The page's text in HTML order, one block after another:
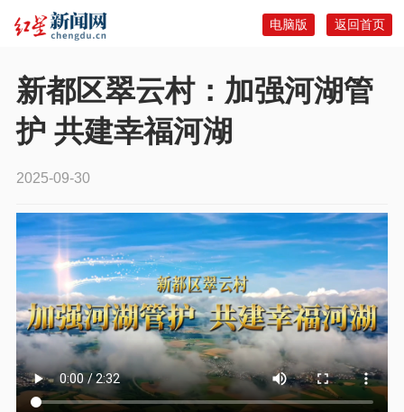
返回首页
电脑版
新都区翠云村：加强河湖管
护 共建幸福河湖
2025-09-30